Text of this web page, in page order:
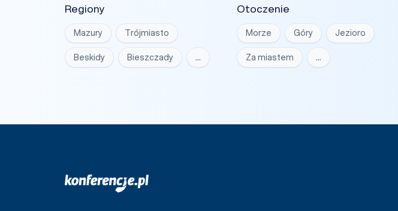
Regiony
Mazury Trójmiasto
Beskidy Bieszczady …
Otoczenie
Morze Góry Jezioro
Za miastem …